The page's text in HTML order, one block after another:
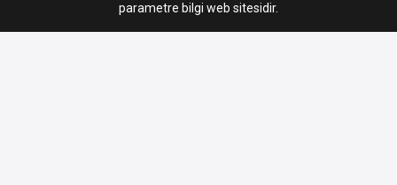
parametre bilgi web sitesidir.